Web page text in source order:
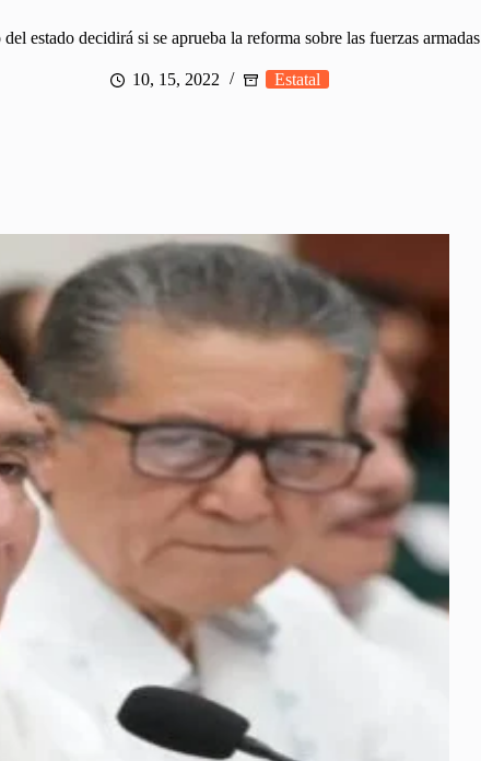
estado decidirá si se aprueba la reforma sobre las fuerzas armadas
10, 15, 2022 Estatal